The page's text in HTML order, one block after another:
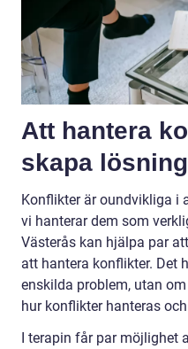
Att hantera
skapa
Konflikter är oundvikliga i
vi hanterar dem som
Västerås kan hjälpa par
att hantera konflikter. Det
enskilda problem, utan
hur konflikter hanteras
I terapin får par möjlighet